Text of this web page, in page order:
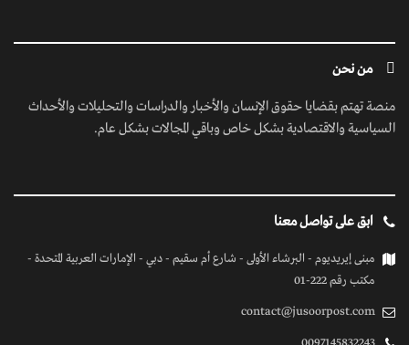
من نحن
منصة تهتم بقضايا حقوق الإنسان والأخبار والدراسات والتحليلات والأحداث
السياسية والاقتصادية بشكل خاص وباقي المجالات بشكل عام.
ابق على تواصل معنا
مبنى إيريديوم - البرشاء الأولى - شارع أم سقيم - دبي - الإمارات العربية المتحدة -
مكتب رقم 222-01
contact@jusoorpost.com